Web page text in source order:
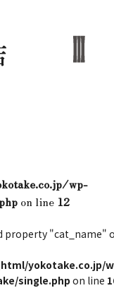
wp-
on line 12
property "cat_name"
yokotake.co.jp/
single.phpon line